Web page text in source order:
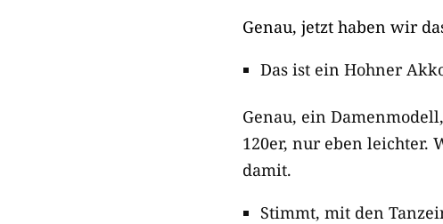
Genau, jetzt haben wir
Das ist ein Hohner
Genau, ein
120er, nur eben leichter.
damit.
Stimmt, mit den